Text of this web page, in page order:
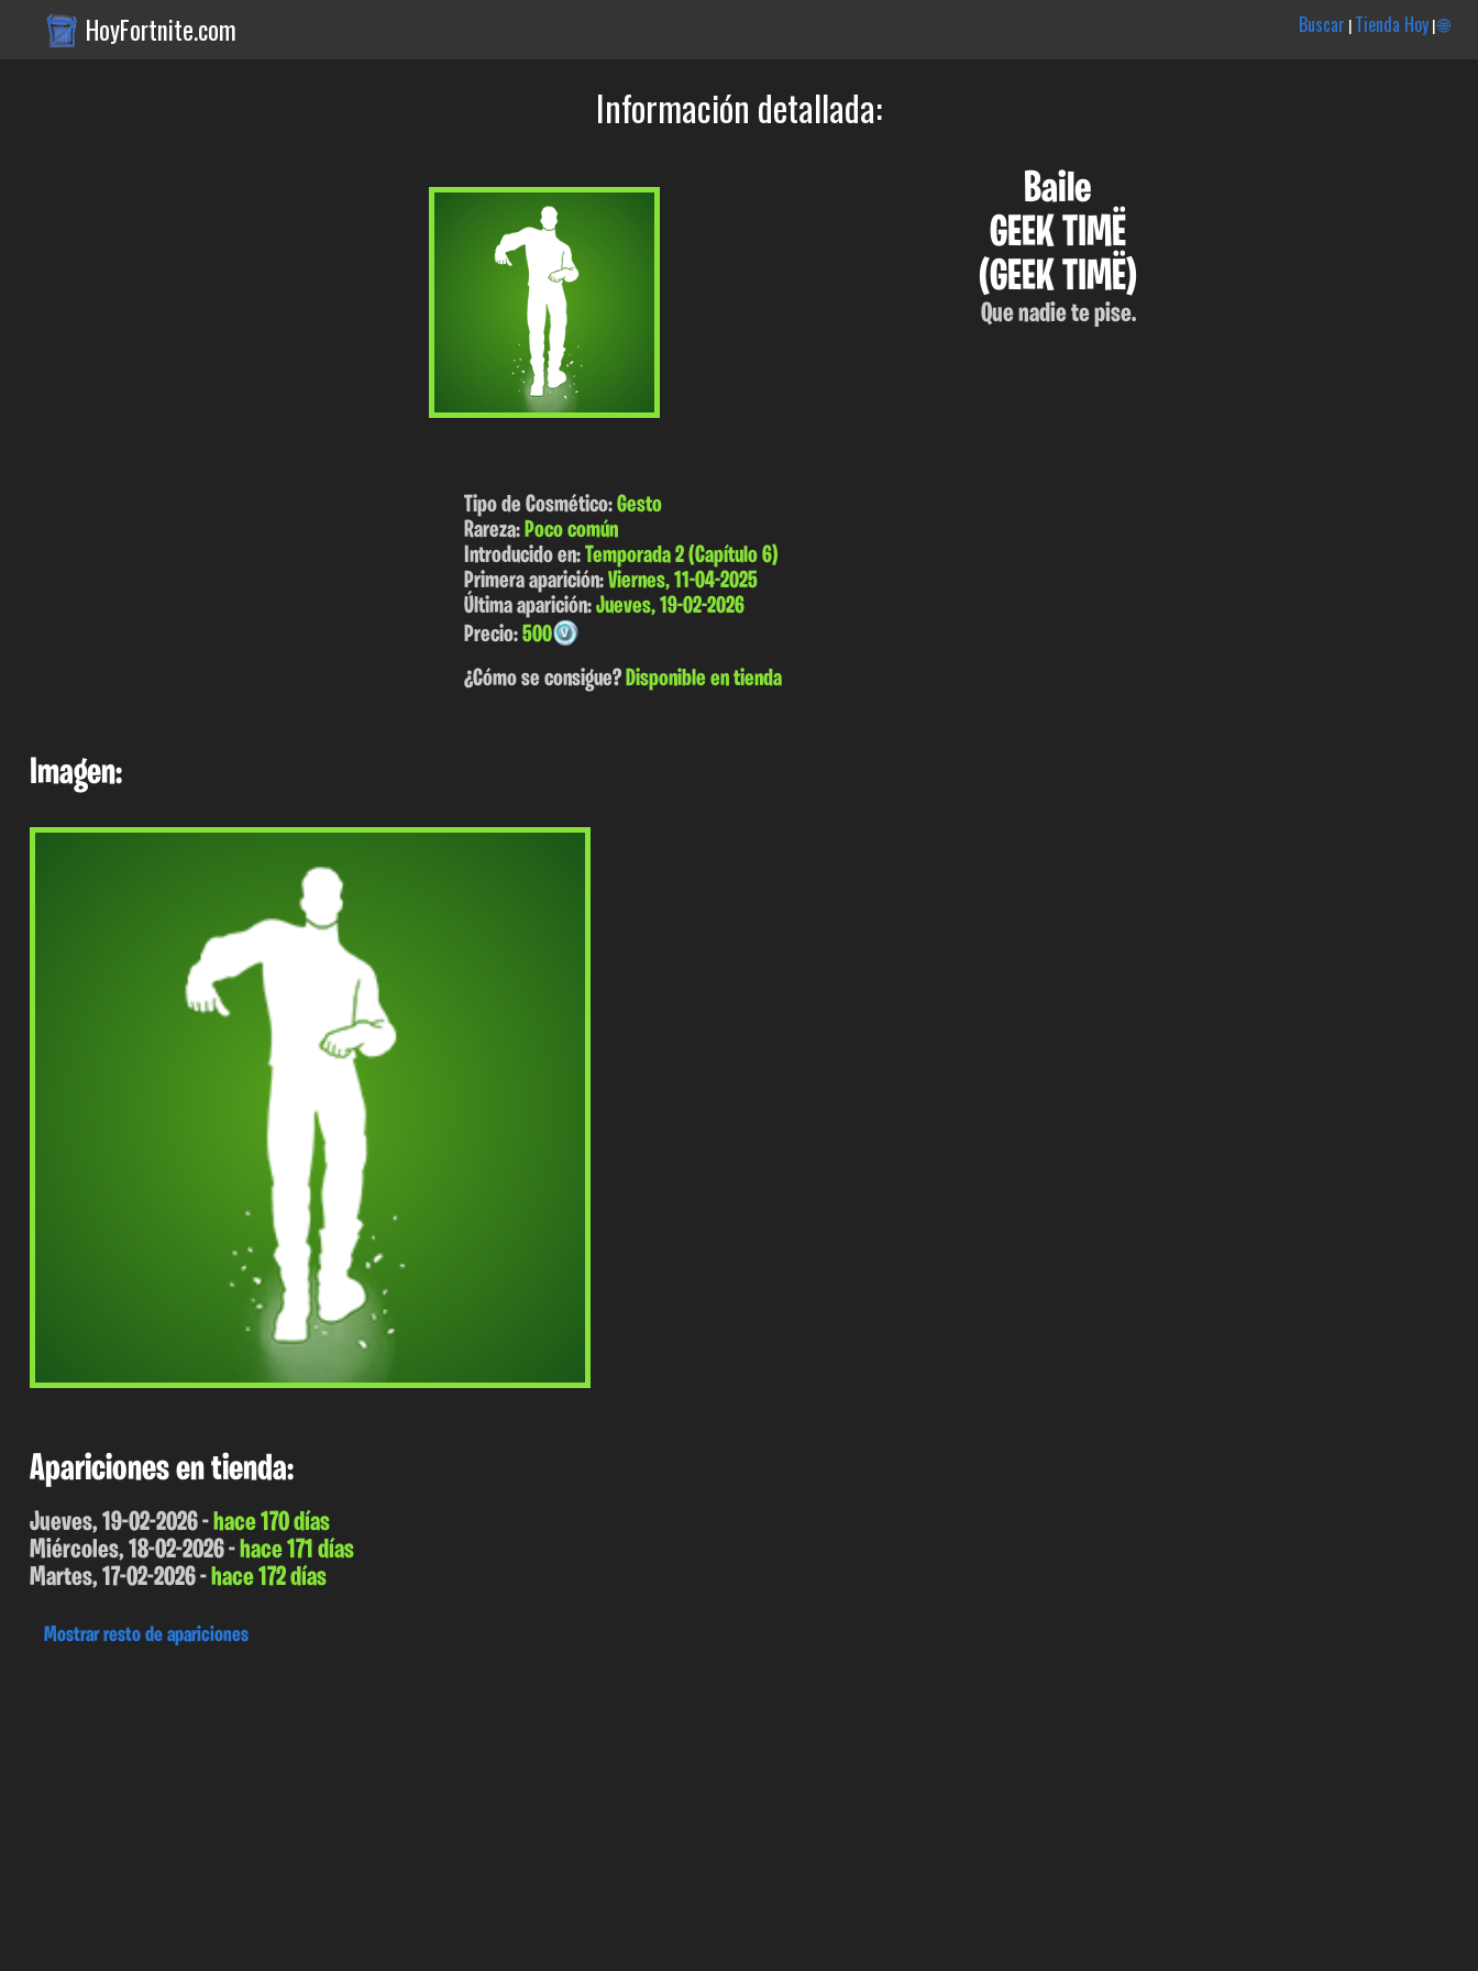
HoyFortnite.com Buscar |Tienda Hoy|🌐
Información detallada:
Baile
GEEK TIMË
(GEEK TIMË)
Que nadie te pise.
Tipo de Cosmético:Gesto
Rareza: Poco común
Introducido en:Temporada 2 (Capítulo 6)
Primera aparición:Viernes, 11-04-2025
Última aparición:Jueves, 19-02-2026
Precio:500
¿Cómo se consigue?Disponible en tienda
Imagen:
Apariciones en tienda:
Jueves, 19-02-2026 -hace 170 días
Miércoles, 18-02-2026 -hace 171 días
Martes, 17-02-2026 -hace 172 días
Mostrar resto de apariciones